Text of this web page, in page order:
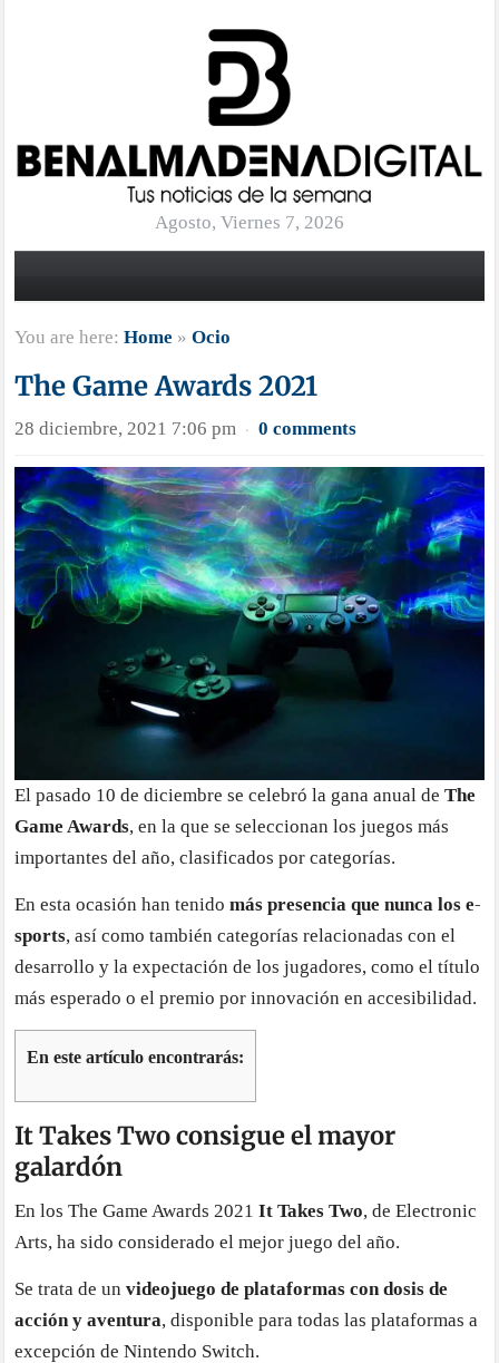
Agosto, Viernes 7, 2026
You are here:Home »Ocio
The Game Awards 2021
28 diciembre, 2021 7:06 pm · 0 comments
El pasado 10 de diciembre se celebró la gana anual deThe
Game Awards, en la que se seleccionan los juegos más
importantes del año, clasificados por categorías.
En esta ocasión han tenidomás presencia que nunca los e-
sports, así como también categorías relacionadas con el
desarrollo y la expectación de los jugadores, como el título
más esperado o el premio por innovación en accesibilidad.
En este artículo encontrarás:
It Takes Two consigue el mayor
galardón
En los The Game Awards 2021 It Takes Two, de Electronic
Arts, ha sido considerado el mejor juego del año.
Se trata de unvideojuego de plataformas con dosis de
acción y aventura, disponible para todas las plataformas a
excepción de Nintendo Switch.